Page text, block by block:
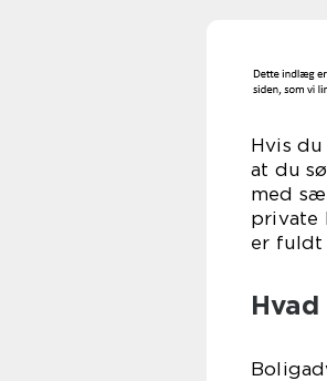
Hvis
at du
med
private
er fuldt